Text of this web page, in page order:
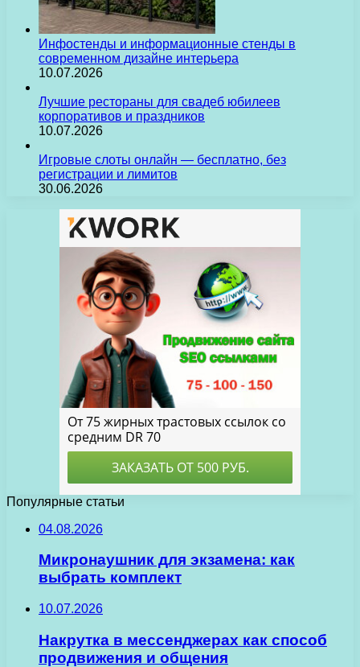
Инфостенды и информационные стенды в
современном дизайне интерьера
10.07.2026
Лучшие рестораны для свадеб юбилеев
корпоративов и праздников
10.07.2026
Игровые слоты онлайн — бесплатно, без
регистрации и лимитов
30.06.2026
Популярные статьи
04.08.2026
Микронаушник для экзамена: как
выбрать комплект
10.07.2026
Накрутка в мессенджерах как способ
продвижения и общения